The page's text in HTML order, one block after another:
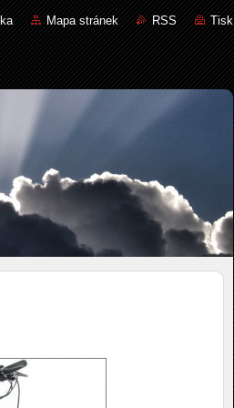
Mapa stránek RSS Tisk